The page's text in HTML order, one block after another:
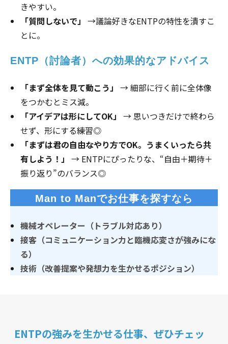
きやすい。
「質問しないで」 →議論好きなENTPの特性を潰すこ
とに。
ENTP（討論者）への効果的なアドバイス
「まず全体を見て動こう」 → 細部に行く前に全体像
をつかむとミス減。
「アイデアは形にしてOK」 → 思いつきだけで終わら
せず、形にする練習◎
「まずは君の自由なやり方でOK。うまくいったら共
有しよう！」 → ENTPにぴったりな、“自由＋期待＋
振り返り”のバランス◎
Man to Manでお仕事を探すなら
機械オペレーター（トラブル対応あり）
接客（コミュニケーション力と臨機応変さが強みにな
る）
技術（改善提案や発想力を生かせるポジション）
ENTPの強みを生かせる仕事、ぜひチェッ